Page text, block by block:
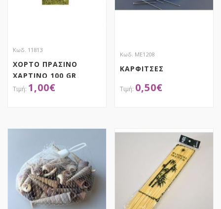
Κωδ. 11813
ΧΟΡΤΟ ΠΡΑΣΙΝΟ
ΧΑΡΤΙΝΟ 100 GR
1,00€
Κωδ. ME1208
ΚΑΡΦΙΤΣΕΣ
0,50€